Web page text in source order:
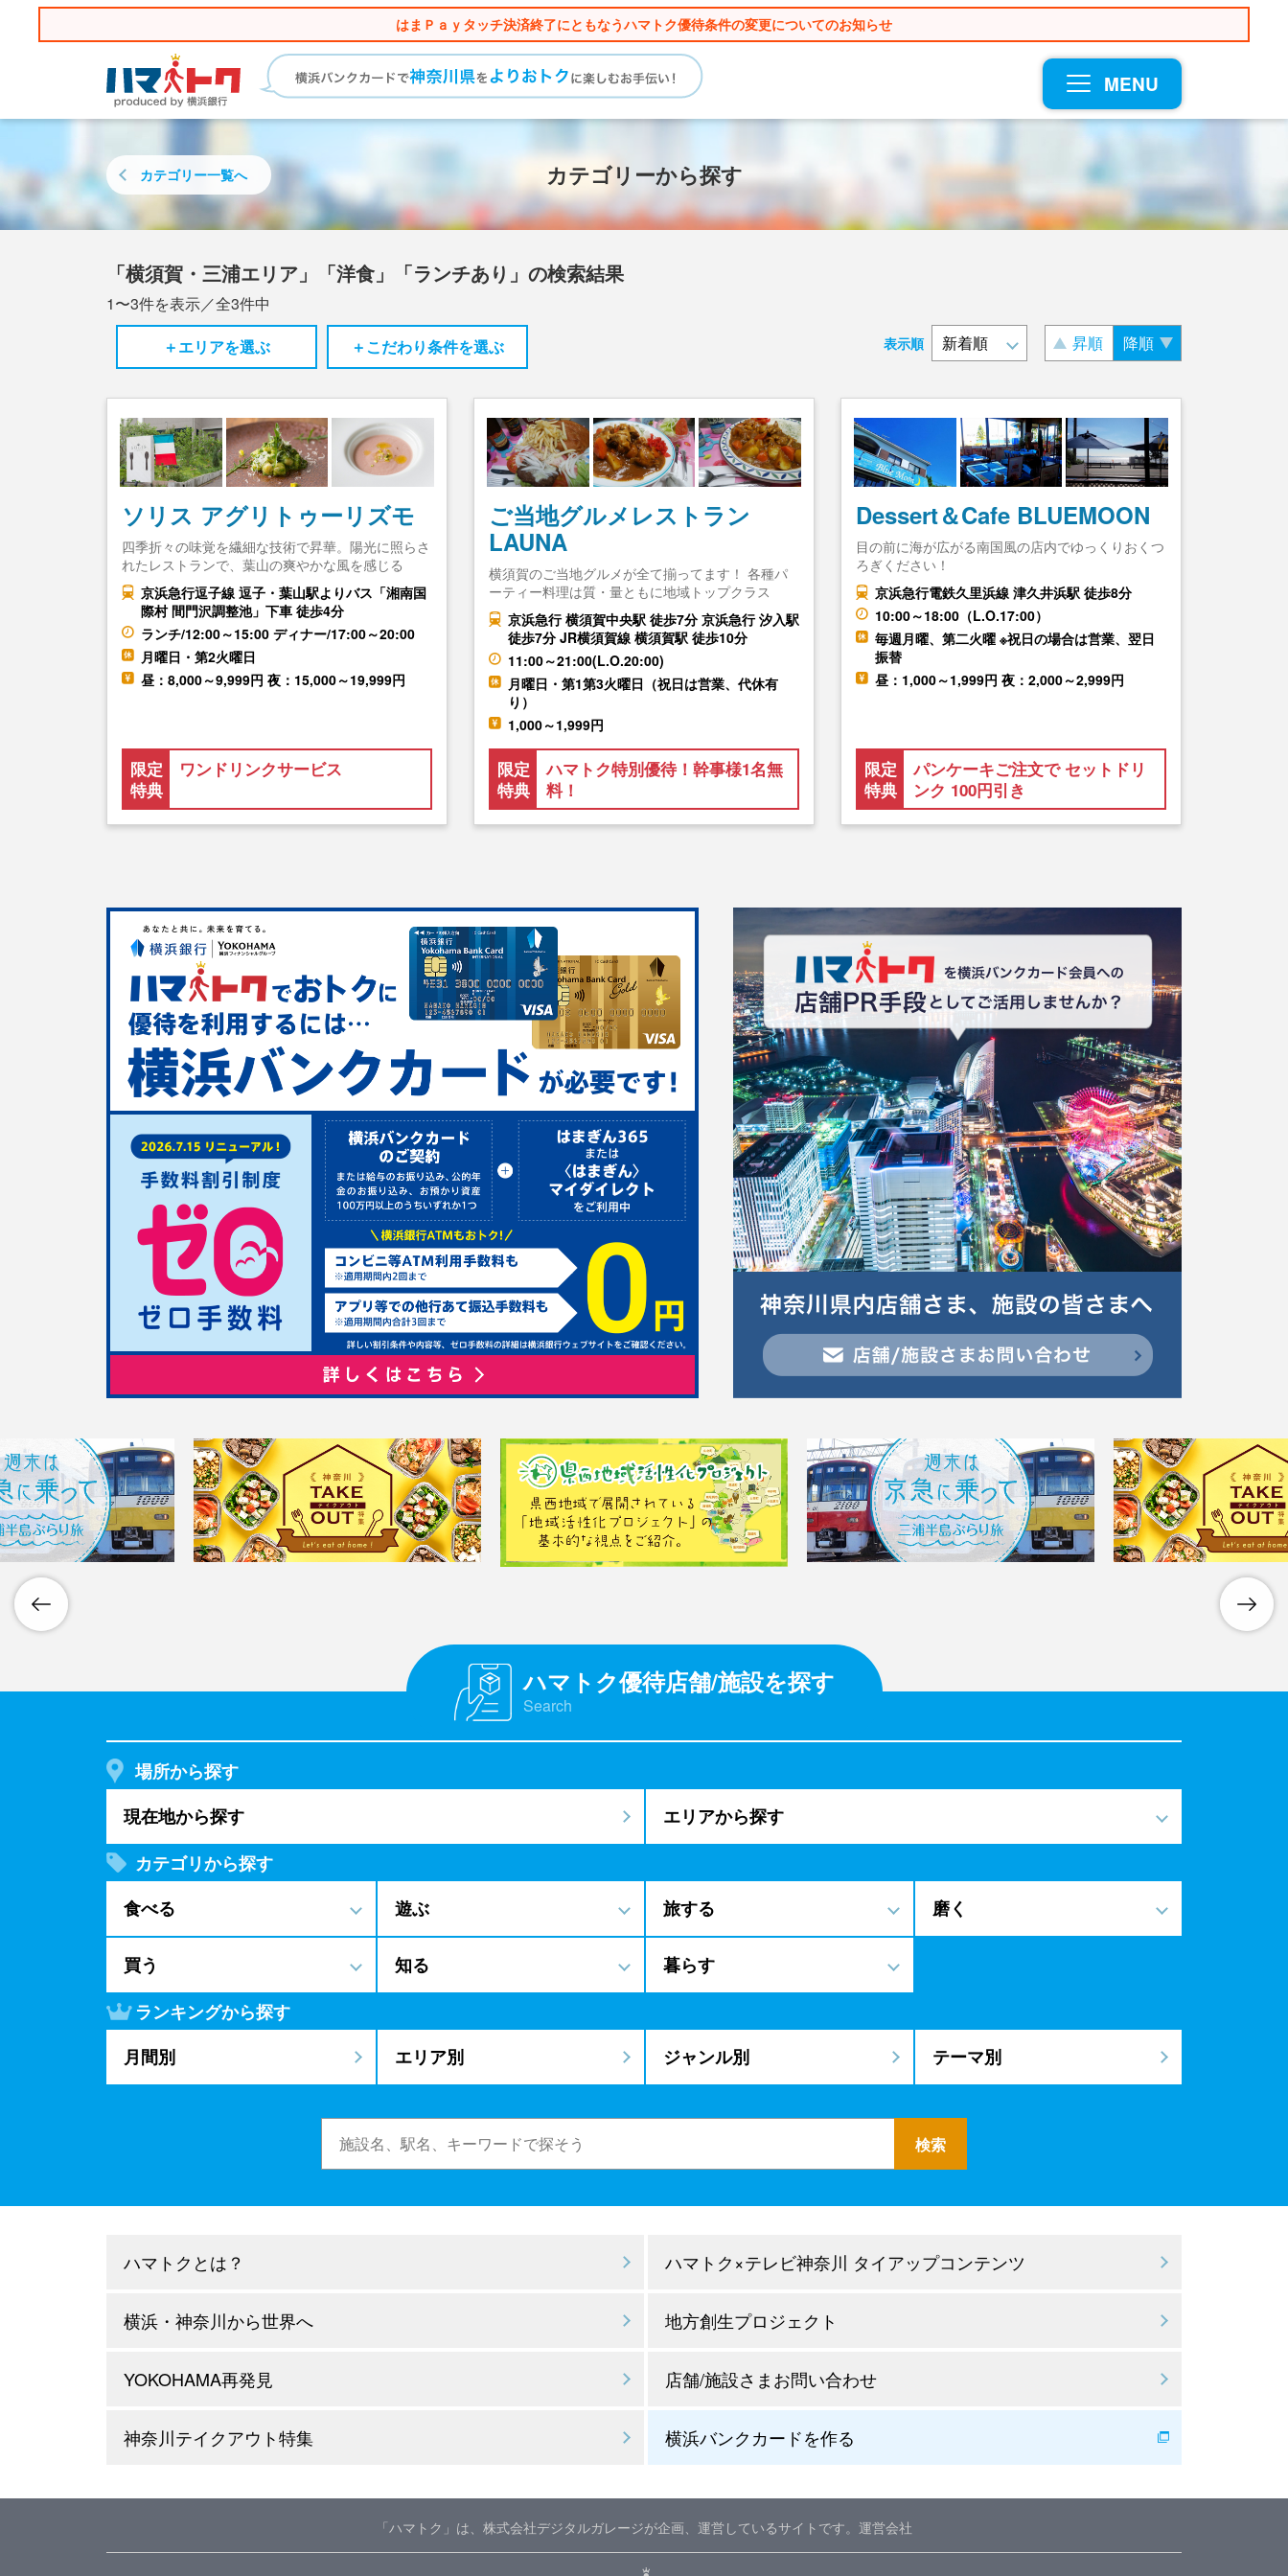
はまＰａｙタッチ決済終了にともなうハマトク優待条件の変更についてのお知らせ
MENU
カテゴリーから探す
カテゴリー一覧へ
「横須賀・三浦エリア」「洋食」「ランチあり」の検索結果
1〜3件を表示／全3件中
＋エリアを選ぶ
＋こだわり条件を選ぶ 表示順 昇順 降順
ソリス アグリトゥーリズモ
四季折々の味覚を繊細な技術で昇華。陽光に照らさ
れたレストランで、葉山の爽やかな風を感じる
京浜急行逗子線 逗子・葉山駅よりバス「湘南国
際村 間門沢調整池」下車 徒歩4分
ランチ/12:00～15:00 ディナー/17:00～20:00
月曜日・第2火曜日
昼：8,000～9,999円 夜：15,000～19,999円
限定
特典
ワンドリンクサービス
ご当地グルメレストラン
LAUNA
横須賀のご当地グルメが全て揃ってます！ 各種パ
ーティー料理は質・量ともに地域トップクラス
京浜急行 横須賀中央駅 徒歩7分 京浜急行 汐入駅
徒歩7分 JR横須賀線 横須賀駅 徒歩10分
11:00～21:00(L.O.20:00)
月曜日・第1第3火曜日（祝日は営業、代休有
り）
1,000～1,999円
限定
特典
ハマトク特別優待！幹事様1名無
料！
Dessert＆Cafe BLUEMOON
目の前に海が広がる南国風の店内でゆっくりおくつ
ろぎください！
京浜急行電鉄久里浜線 津久井浜駅 徒歩8分
10:00～18:00（L.O.17:00）
毎週月曜、第二火曜 ※祝日の場合は営業、翌日
振替
昼：1,000～1,999円 夜：2,000～2,999円
限定
特典
パンケーキご注文で セットドリ
ンク 100円引き
ハマトク優待店舗/施設を探す
Search
場所から探す
現在地から探す
エリアから探す
カテゴリから探す
食べる
遊ぶ 旅する 磨く
買う 知る
暮らす
ランキングから探す
月間別
エリア別 ジャンル別 テーマ別
ハマトクとは？ ハマトク×テレビ神奈川 タイアップコンテンツ
横浜・神奈川から世界へ 地方創生プロジェクト
YOKOHAMA再発見 店舗/施設さまお問い合わせ
神奈川テイクアウト特集 横浜バンクカードを作る
「ハマトク」は、株式会社デジタルガレージが企画、運営しているサイトです。 運営会社